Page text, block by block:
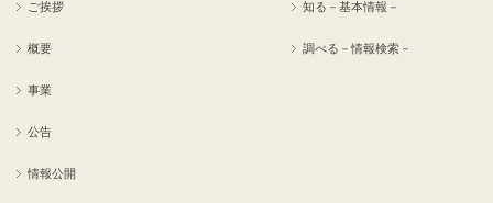
ご挨拶
概要
事業
公告
情報公開
知る－基本情報－
調べる－情報検索－